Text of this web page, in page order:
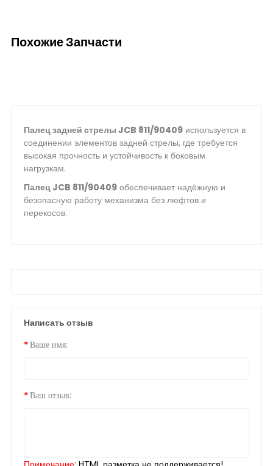
Похожие Запчасти
Палец задней стрелы JCB 811/90409 используется в
соединении элементов задней стрелы, где требуется
высокая прочность и устойчивость к боковым
нагрузкам.
Палец JCB 811/90409 обеспечивает надёжную и
безопасную работу механизма без люфтов и
перекосов.
Написать отзыв
Ваше имя:
Ваш отзыв: